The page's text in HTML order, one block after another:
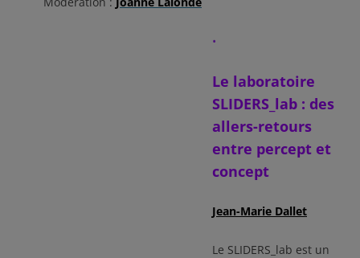
•
Le laboratoire
SLIDERS_lab : des
allers-retours
entre percept et
concept
Jean-Marie Dallet
Le SLIDERS_lab est un